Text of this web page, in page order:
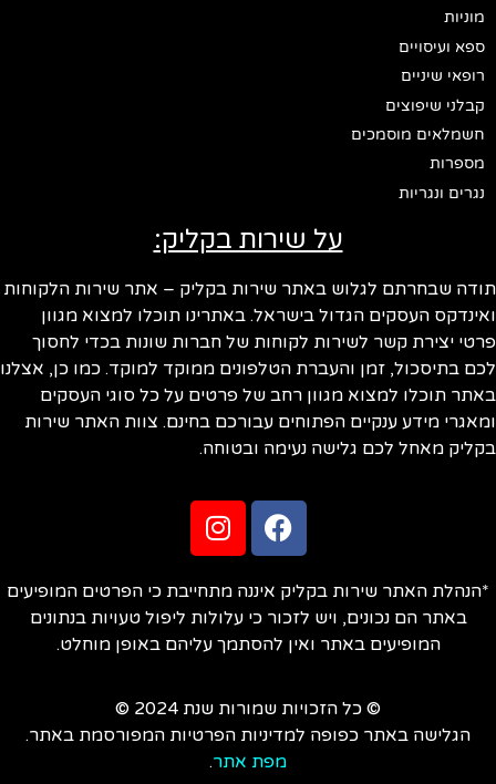
מוניות
ספא ועיסויים
רופאי שיניים
קבלני שיפוצים
חשמלאים מוסמכים
מספרות
נגרים ונגריות
על שירות בקליק:
שבחרתם לגלוש באתר שירות בקליק – אתר שירות הלקוחות
העסקים הגדול בישראל. באתרינו תוכלו למצוא מגוון
יצירת קשר לשירות לקוחות של חברות שונות בכדי לחסוך
בתיסכול, זמן והעברת הטלפונים ממוקד למוקד. כמו כן, אצלנו
תוכלו למצוא מגוון רחב של פרטים על כל סוגי העסקים
מידע ענקיים הפתוחים עבורכם בחינם. צוות האתר שירות
מאחל לכם גלישה נעימה ובטוחה.
האתר שירות בקליק איננה מתחייבת כי הפרטים המופיעים
באתר הם נכונים, ויש לזכור כי עלולות ליפול טעויות בנתונים
המופיעים באתר ואין להסתמך עליהם באופן מוחלט.
© כל הזכויות שמורות שנת 2024 ©
הגלישה באתר כפופה למדיניות הפרטיות המפורסמת באתר.
מפת אתר.